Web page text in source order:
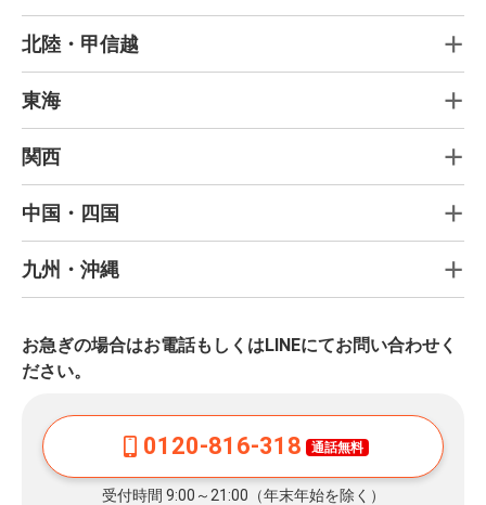
北陸・甲信越
東海
関西
中国・四国
九州・沖縄
お急ぎの場合はお電話もしくはLINEにてお問い合わせく
ださい。
0120-816-318 通話無料
受付時間 9:00～21:00（年末年始を除く）